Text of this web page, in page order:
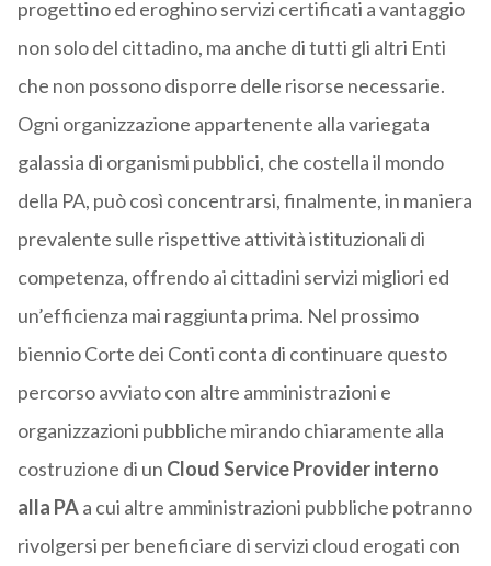
progettino ed eroghino servizi certificati a vantaggio
non solo del cittadino, ma anche di tutti gli altri Enti
che non possono disporre delle risorse necessarie.
Ogni organizzazione appartenente alla variegata
galassia di organismi pubblici, che costella il mondo
della PA, può così concentrarsi, finalmente, in maniera
prevalente sulle rispettive attività istituzionali di
competenza, offrendo ai cittadini servizi migliori ed
un’efficienza mai raggiunta prima. Nel prossimo
biennio Corte dei Conti conta di continuare questo
percorso avviato con altre amministrazioni e
organizzazioni pubbliche mirando chiaramente alla
costruzione di un Cloud Service Provider interno
alla PAa cui altre amministrazioni pubbliche potranno
rivolgersi per beneficiare di servizi cloud erogati con